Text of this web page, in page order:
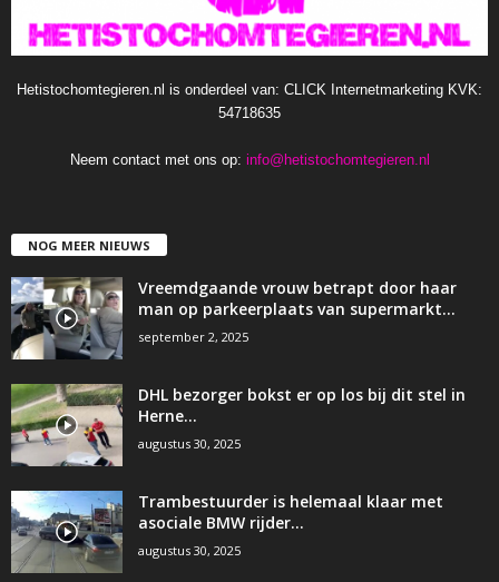
Hetistochomtegieren.nl is onderdeel van: CLICK Internetmarketing KVK:
54718635
Neem contact met ons op: info@hetistochomtegieren.nl
NOG MEER NIEUWS
Vreemdgaande vrouw betrapt door haar
man op parkeerplaats van supermarkt…
september 2, 2025
DHL bezorger bokst er op los bij dit stel in
Herne…
augustus 30, 2025
Trambestuurder is helemaal klaar met
asociale BMW rijder…
augustus 30, 2025